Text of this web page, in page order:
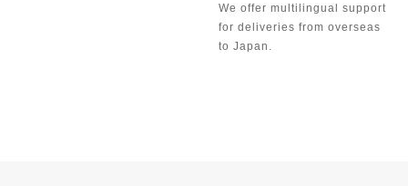
We offer multilingual support
for deliveries from overseas
to Japan.